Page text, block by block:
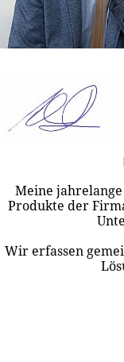
Meine
Produkte der
Wir erfassen